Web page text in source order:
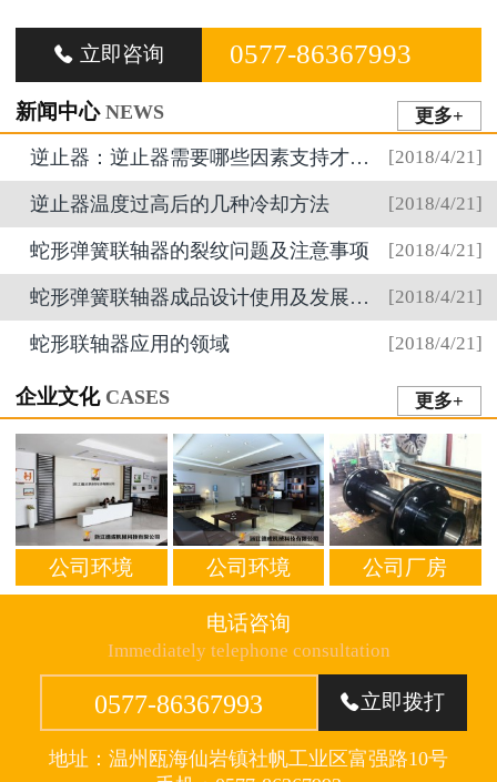
 立即咨询 0577-86367993
新闻中心 NEWS
更多+
[2018/4/21]
逆止器：逆止器需要哪些因素支持才得以运行？
[2018/4/21]
逆止器温度过高后的几种冷却方法
[2018/4/21]
蛇形弹簧联轴器的裂纹问题及注意事项
[2018/4/21]
蛇形弹簧联轴器成品设计使用及发展趋势
[2018/4/21]
蛇形联轴器应用的领域
企业文化 CASES 更多+
公司环境 公司环境 公司厂房
电话咨询
Immediately telephone consultation
0577-86367993 立即拨打
地址：温州瓯海仙岩镇社帆工业区富强路10号